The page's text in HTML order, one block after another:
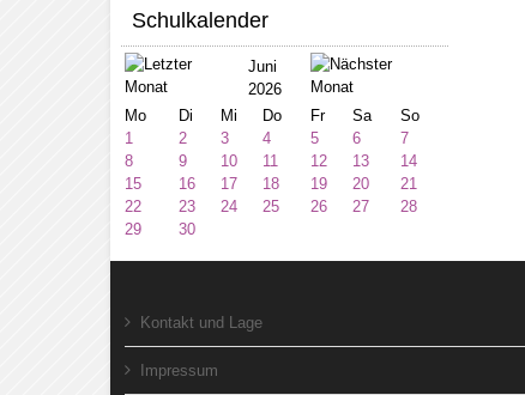
Schulkalender
Juni
2026
Mo
Di Mi Do Fr Sa
So
1
2 3 4 5 6
7
8
9 10 11 12 13
14
15
16 17 18 19 20
21
22
23 24 25 26 27
28
29
30
Kontakt und Lage
Impressum